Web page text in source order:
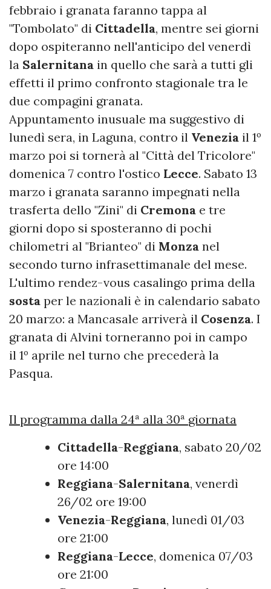
febbraio i granata faranno tappa al
"Tombolato" di Cittadella, mentre sei giorni
dopo ospiteranno nell'anticipo del venerdì
la Salernitana in quello che sarà a tutti gli
effetti il primo confronto stagionale tra le
due compagini granata.
Appuntamento inusuale ma suggestivo di
lunedì sera, in Laguna, contro il Venezia il 1º
marzo poi si tornerà al "Città del Tricolore"
domenica 7 contro l'ostico Lecce. Sabato 13
marzo i granata saranno impegnati nella
trasferta dello "Zini" di Cremona e tre
giorni dopo si sposteranno di pochi
chilometri al "Brianteo" di Monza nel
secondo turno infrasettimanale del mese.
L'ultimo rendez-vous casalingo prima della
sosta per le nazionali è in calendario sabato
20 marzo: a Mancasale arriverà il Cosenza. I
granata di Alvini torneranno poi in campo
il 1º aprile nel turno che precederà la
Pasqua.
Il programma dalla 24ª alla 30ª giornata
Cittadella-Reggiana, sabato 20/02
ore 14:00
Reggiana-Salernitana, venerdì
26/02 ore 19:00
Venezia-Reggiana, lunedì 01/03
ore 21:00
Reggiana-Lecce, domenica 07/03
ore 21:00